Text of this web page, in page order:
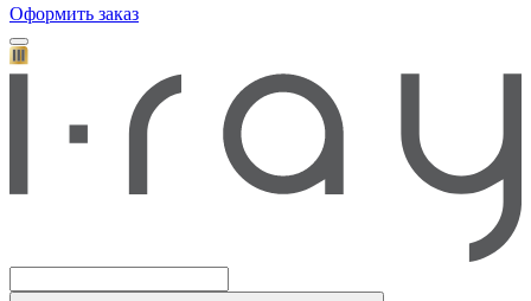
Оформить заказ